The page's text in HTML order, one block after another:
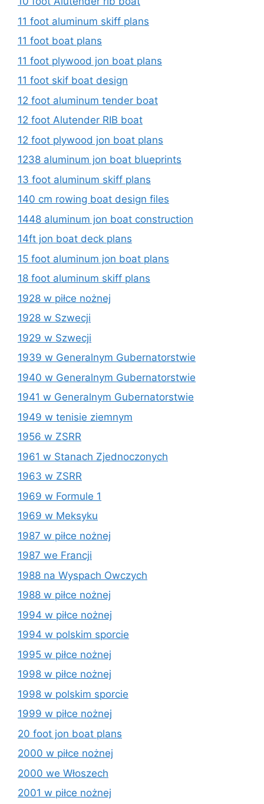
11 foot aluminum skiff plans
11 foot boat plans
11 foot plywood jon boat plans
11 foot skif boat design
12 foot aluminum tender boat
12 foot Alutender RIB boat
12 foot plywood jon boat plans
1238 aluminum jon boat blueprints
13 foot aluminum skiff plans
140 cm rowing boat design files
1448 aluminum jon boat construction
14ft jon boat deck plans
15 foot aluminum jon boat plans
18 foot aluminum skiff plans
1928 w piłce nożnej
1928 w Szwecji
1929 w Szwecji
1939 w Generalnym Gubernatorstwie
1940 w Generalnym Gubernatorstwie
1941 w Generalnym Gubernatorstwie
1949 w tenisie ziemnym
1956 w ZSRR
1961 w Stanach Zjednoczonych
1963 w ZSRR
1969 w Formule 1
1969 w Meksyku
1987 w piłce nożnej
1987 we Francji
1988 na Wyspach Owczych
1988 w piłce nożnej
1994 w piłce nożnej
1994 w polskim sporcie
1995 w piłce nożnej
1998 w piłce nożnej
1998 w polskim sporcie
1999 w piłce nożnej
20 foot jon boat plans
2000 w piłce nożnej
2000 we Włoszech
2001 w piłce nożnej